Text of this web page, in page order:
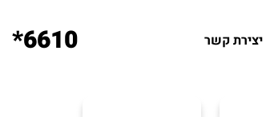
יצירת קשר 6610*